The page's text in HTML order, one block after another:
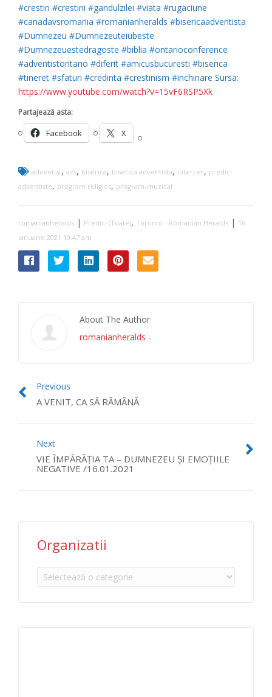
#crestin #crestini #gandulzilei #viata #rugaciune
#canadavsromania #romanianheralds #bisericaadventista
#Dumnezeu #Dumnezeuteiubeste
#Dumnezeuestedragoste #biblia #ontarioconference
#adventistontario #diferit #amicusbucuresti #biserica
#tineret #sfaturi #credinta #crestinism #inchinare Sursa:
https://www.youtube.com/watch?v=15vF6RSP5Xk
Partajează asta:
Facebook X
adventist, azs, biserica, biserica adventista, intercer, predici
adventiste, program religios, program-muzical
romanianheralds | Predici (Toate), Toronto - Romanian Heralds | 16
ianuarie 2021 10:47 am
About The Author
romanianheralds -
Previous
A VENIT, CA SĂ RĂMÂNĂ
Next
VIE ÎMPĂRĂȚIA TA – DUMNEZEU ȘI EMOȚIILE
NEGATIVE /16.01.2021
Organizatii
Organizatii